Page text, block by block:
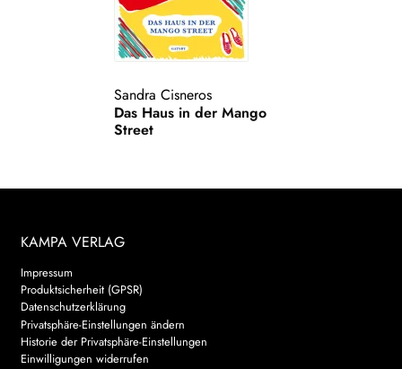
Sandra Cisneros
Das Haus in der Mango
Street
KAMPA VERLAG
Impressum
Produktsicherheit (GPSR)
Datenschutzerklärung
Privatsphäre-Einstellungen ändern
Historie der Privatsphäre-Einstellungen
Einwilligungen widerrufen